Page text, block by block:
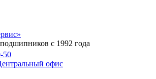
с 1992 года
50
офис